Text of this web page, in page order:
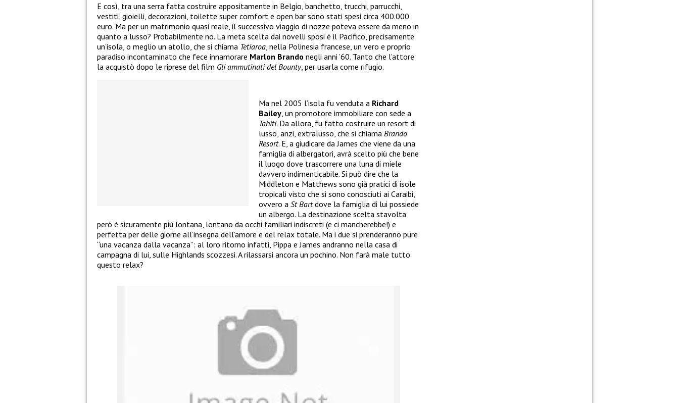
E così, tra una serra fatta costruire appositamente in Belgio, banchetto, trucchi, parrucchi,
vestiti, gioielli, decorazioni, toilette super comfort e open bar sono stati spesi circa 400.000
euro. Ma per un matrimonio quasi reale, il successivo viaggio di nozze poteva essere da meno in
quanto a lusso? Probabilmente no. La meta scelta dai novelli sposi è il Pacifico, precisamente
un’isola, o meglio un atollo, che si chiama Tetiaroa , nella Polinesia francese, un vero e proprio
paradiso incontaminato che fece innamorare Marlon Brando negli anni ’60. Tanto che l’attore
la acquistò dopo le riprese del film Gli ammutinati del Bounty, per usarla come rifugio.
Ma nel 2005 l’isola fu venduta a Richard
Bailey , un promotore immobiliare con sede a
Tahiti. Da allora, fu fatto costruire un resort di
lusso, anzi, extralusso, che si chiama Brando
Resort. E, a giudicare da James che viene da una
famiglia di albergatori, avrà scelto più che bene
il luogo dove trascorrere una luna di miele
davvero indimenticabile. Si può dire che la
Middleton e Matthews sono già pratici di isole
tropicali visto che si sono conosciuti ai Caraibi,
ovvero a St Bartdove la famiglia di lui possiede
un albergo. La destinazione scelta stavolta
però è sicuramente più lontana, lontano da occhi familiari indiscreti (e ci mancherebbe!) e
perfetta per delle giorne all’insegna dell’amore e del relax totale. Ma i due si prenderanno pure
“una vacanza dalla vacanza”: al loro ritorno infatti, Pippa e James andranno nella casa di
campagna di lui, sulle Highlands scozzesi. A rilassarsi ancora un pochino. Non farà male tutto
questo relax?